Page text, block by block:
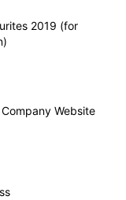
2019 (for
Website